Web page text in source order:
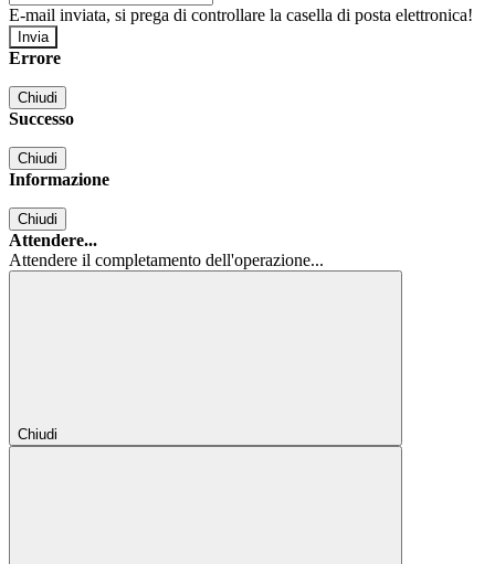
E-mail inviata, si prega di controllare la casella di posta elettronica!
Errore
Chiudi
Successo
Chiudi
Informazione
Chiudi
Attendere...
Attendere il completamento dell'operazione...
Chiudi